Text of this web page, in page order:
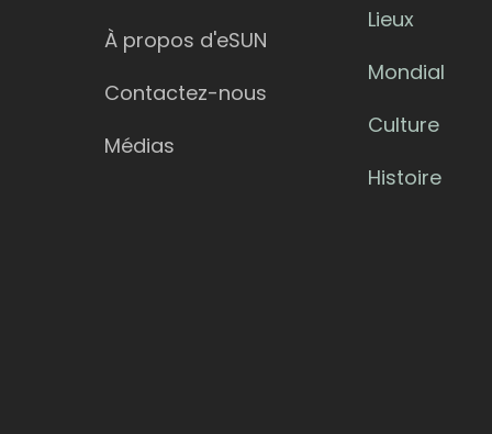
À propos d'eSUN
Contactez-nous
Médias
Lieux
Mondial
Culture
Histoire